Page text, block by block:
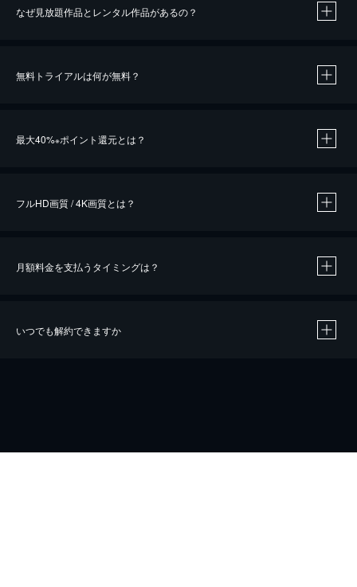
なぜ見放題作品とレンタル作品があるの？
無料トライアルは何が無料？
最大40%※ポイント還元とは？
※40％ポイント還元の対象は、クレジットカード決済による作品の購入 / レンタルです。
フルHD画質 / 4K画質とは？
月額料金を支払うタイミングは？
いつでも解約できますか